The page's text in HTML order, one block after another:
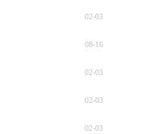
02-03
08-16
02-03
02-03
02-03